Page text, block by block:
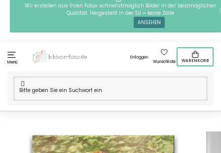
springen
Wir erstellen aus Ihren Fotos schnellstmöglich Bilder in der bestmöglichen
Qualität. Hergestellt in der EU = keine Zölle
ANSEHEN
Menü
Einloggen
Wunschliste
WARENKORB
Startseite
/ Technik / Diamond painting / Diamond Painting -
Adrenalin auf vier Rädern